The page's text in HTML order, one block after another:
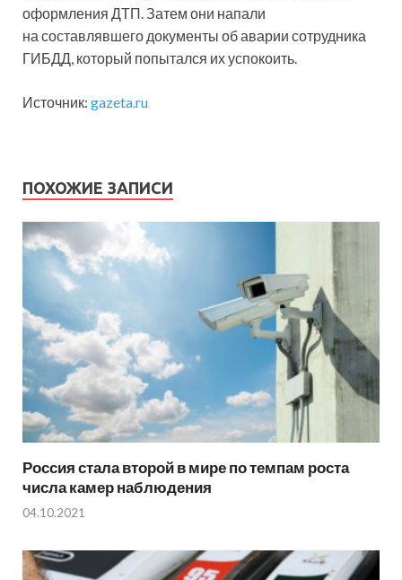
оформления ДТП. Затем они напали
на составлявшего документы об аварии сотрудника
ГИБДД, который попытался их успокоить.
Источник: gazeta.ru
ПОХОЖИЕ ЗАПИСИ
Россия стала второй в мире по темпам роста
числа камер наблюдения
04.10.2021